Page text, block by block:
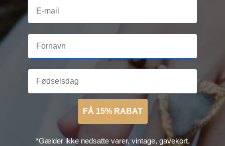
FÅ 15% RABAT
*Gælder ikke nedsatte varer, vintage, gavekort,